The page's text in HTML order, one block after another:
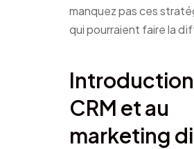
manquez pas ces
qui pourraient faire la
CRM et au
marketing